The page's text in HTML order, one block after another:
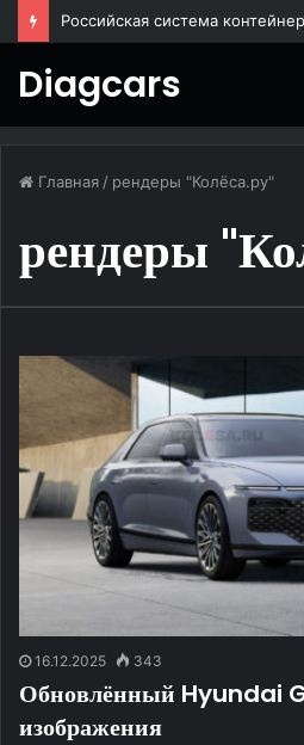
Diagcars
Главная / рендеры "Колёса.ру"
рендеры
16.12.2025 343
Обновлённый Hyundai
изображения